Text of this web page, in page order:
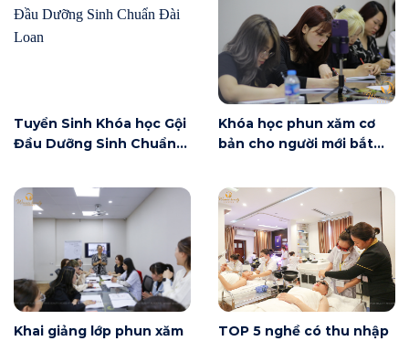
Tuyển Sinh Khóa học Gội
Đầu Dưỡng Sinh Chuẩn
Khóa học phun xăm cơ
bản cho người mới bắt
có gì?
Khai giảng lớp phun xăm
TOP 5 nghề có thu nhập